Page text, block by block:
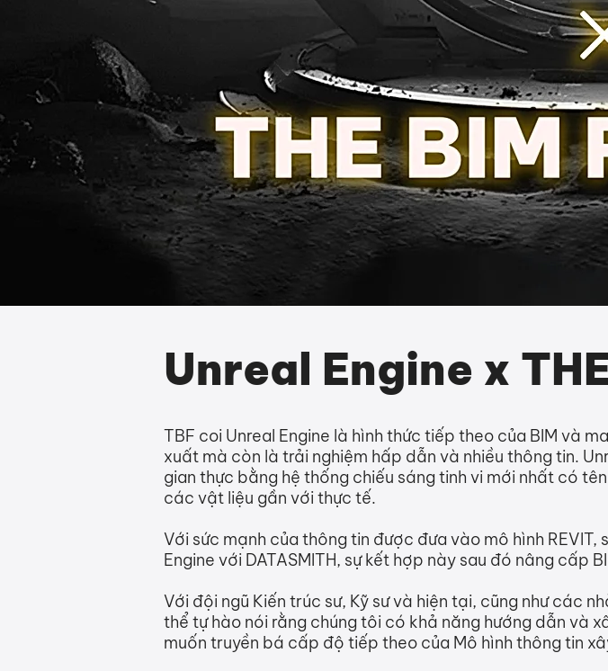
Unreal Engine x
TBF coi Unreal Engine là hình thức tiếp theo của BIM và
xuất mà còn là trải nghiệm hấp dẫn và nhiều thông tin.
gian thực bằng hệ thống chiếu sáng tinh vi mới nhất có
các vật liệu gần với thực tế.
Với sức mạnh của thông tin được đưa vào mô hình
Engine với DATASMITH, sự kết hợp này sau đó nâng cấp
Với đội ngũ Kiến trúc sư, Kỹ sư và hiện tại, cũng như các
thể tự hào nói rằng chúng tôi có khả năng hướng dẫn và
muốn truyền bá cấp độ tiếp theo của Mô hình thông tin